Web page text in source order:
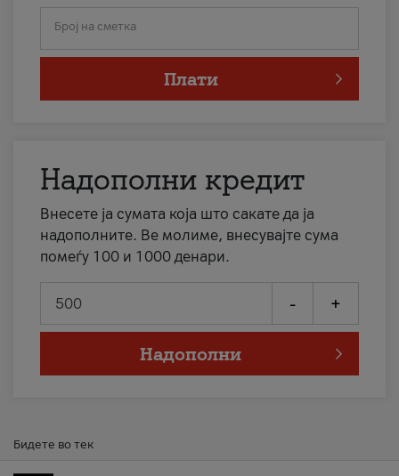
Број на сметка
Плати
Надополни кредит
Внесете ја сумата која што сакате да ја
надополните. Ве молиме, внесувајте сума
помеѓу 100 и 1000 денари.
- +
Надополни
Бидете во тек